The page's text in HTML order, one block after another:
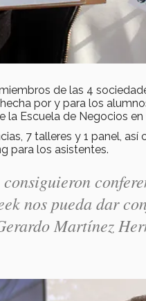
de las 4
por y para los
la Escuela de Negocios en
7 talleres y 1 panel,
para los asistentes.
nos pueda dar
Martínez